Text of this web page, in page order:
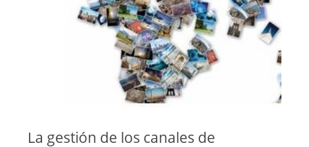
La gestión de los canales de